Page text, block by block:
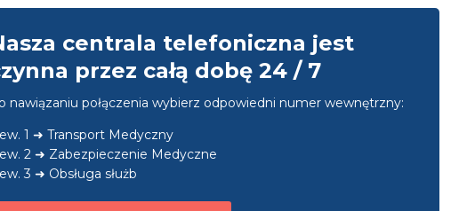
centrala telefoniczna jest
przez całą dobę 24 / 7
nawiązaniu połączenia wybierz odpowiedni numer wewnętrzny:
1 ➜ Transport Medyczny
2 ➜ Zabezpieczenie Medyczne
3 ➜ Obsługa służb